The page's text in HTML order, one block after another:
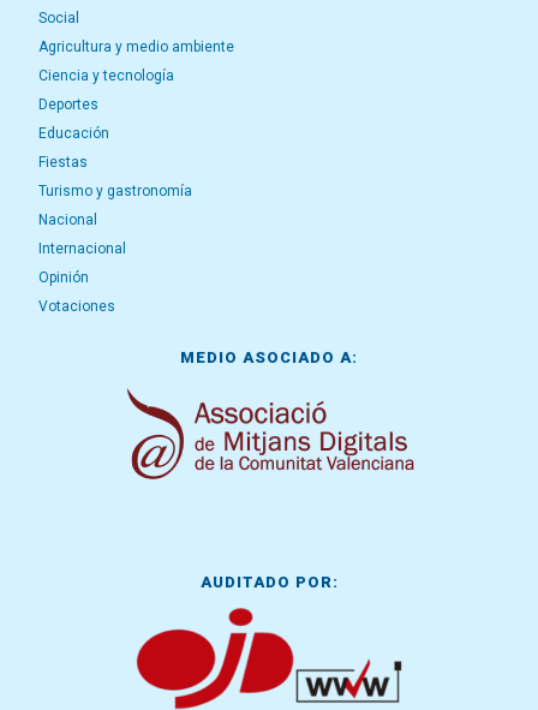
Social
Agricultura y medio ambiente
Ciencia y tecnología
Deportes
Educación
Fiestas
Turismo y gastronomía
Nacional
Internacional
Opinión
Votaciones
MEDIO ASOCIADO A:
AUDITADO POR: